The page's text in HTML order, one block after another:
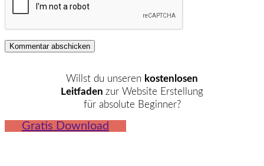
Willst du unseren kostenlosen
Leitfaden zur Website Erstellung
für absolute Beginner?
Gratis Download